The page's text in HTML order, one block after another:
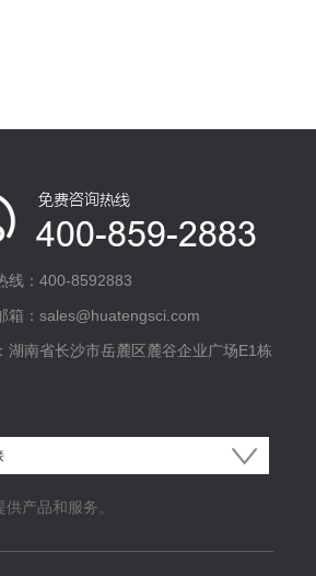
线：400-8592883
箱：sales@huatengsci.com
湖南省长沙市岳麓区麓谷企业广场E1栋
产品和服务。